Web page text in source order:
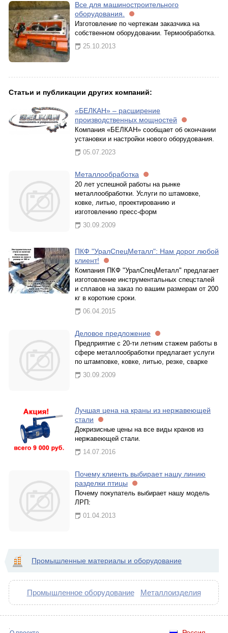
Все для машиностроительного
оборудования.
Изготовление по чертежам заказчика на
собственном оборудовании. Термообработка.
25.10.2013
Статьи и публикации других компаний:
«БЕЛКАН» – расширение
производственных мощностей
Компания «БЕЛКАН» сообщает об окончании
установки и настройки нового оборудования.
05.07.2023
Металлообработка
20 лет успешной работы на рынке
металлообработки. Услуги по штамовке,
ковке, литью, проектированию и
изготовлению пресс-форм
30.09.2009
ПКФ "УралСпецМеталл": Нам дорог любой
клиент!
Компания ПКФ "УралСпецМеталл" предлагает
изготовление инструментальных спецсталей
и сплавов на заказ по вашим размерам от 200
кг в короткие сроки.
06.04.2015
Деловое предложение
Предприятие с 20-ти летним стажем работы в
сфере металлообработки предлагает услуги
по штамповке, ковке, литью, резке, сварке
30.09.2009
Лучшая цена на краны из нержавеющей
стали
Докризисные цены на все виды кранов из
нержавеющей стали.
14.07.2016
Почему клиенть выбирает нашу линию
разделки птицы
Почему покупатель выбирает нашу модель
ЛРП:
01.04.2013
Промышленные материалы и оборудование
Промышленное оборудование Металлоизделия